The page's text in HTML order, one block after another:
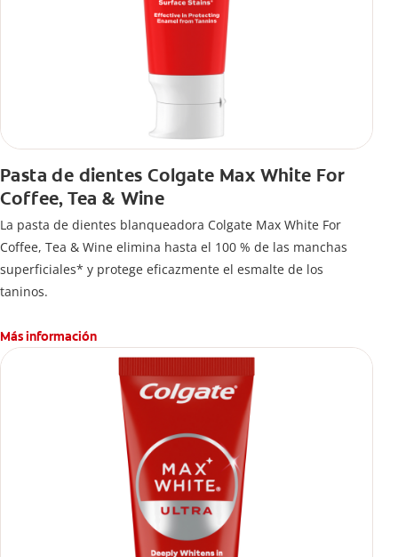
Pasta de dientes Colgate Max White For
Coffee, Tea & Wine
La pasta de dientes blanqueadora Colgate Max White For
Coffee, Tea & Wine elimina hasta el 100 % de las manchas
superficiales* y protege eficazmente el esmalte de los
taninos.
Más información